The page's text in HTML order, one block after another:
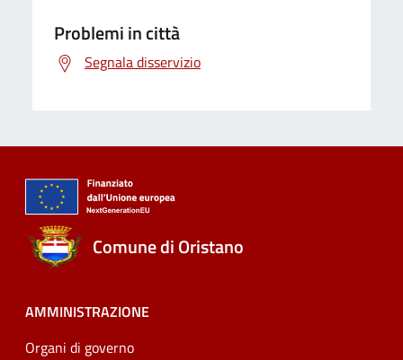
Problemi in città
Segnala disservizio
Comune di Oristano
AMMINISTRAZIONE
Organi di governo